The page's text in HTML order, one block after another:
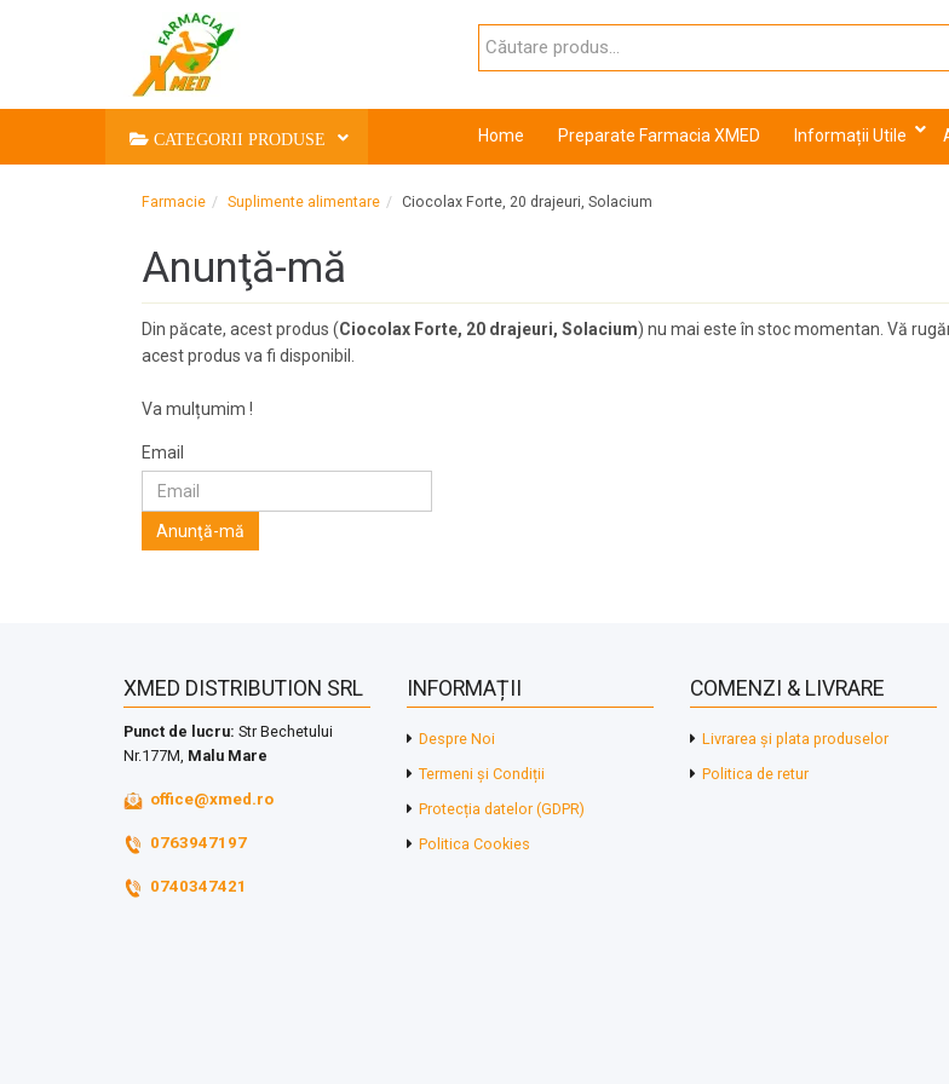
CATEGORII PRODUSE Home Preparate Farmacia XMED Informații Utile
Farmacie Suplimente alimentare Ciocolax Forte, 20 drajeuri, Solacium
Anunţă-mă
Din păcate, acest produs (Ciocolax Forte, 20 drajeuri, Solacium) nu mai este în stoc momentan. Vă
acest produs va fi disponibil.
Va mulțumim !
Email
XMED DISTRIBUTION SRL
Punct de lucru: Str Bechetului
Nr.177M, Malu Mare
office@xmed.ro
0763947197
0740347421
INFORMAȚII
Despre Noi
Termeni și Condiții
Protecția datelor (GDPR)
Politica Cookies
COMENZI & LIVRARE
Livrarea și plata produselor
Politica de retur